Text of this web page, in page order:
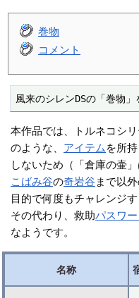
巻物
コメント
風来のシレンDSの「巻物
本作品では、トルネコシ
のような、 アイテムを所
しないため（「倉庫の壷」
こばみ谷の奇岩谷 まで以
目的で何度もチャレンジ
その代わり、救助パスワー
なようです。
名称